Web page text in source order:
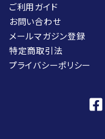
ご利用ガイド
お問い合わせ
メールマガジン登録
特定商取引法
プライバシーポリシー